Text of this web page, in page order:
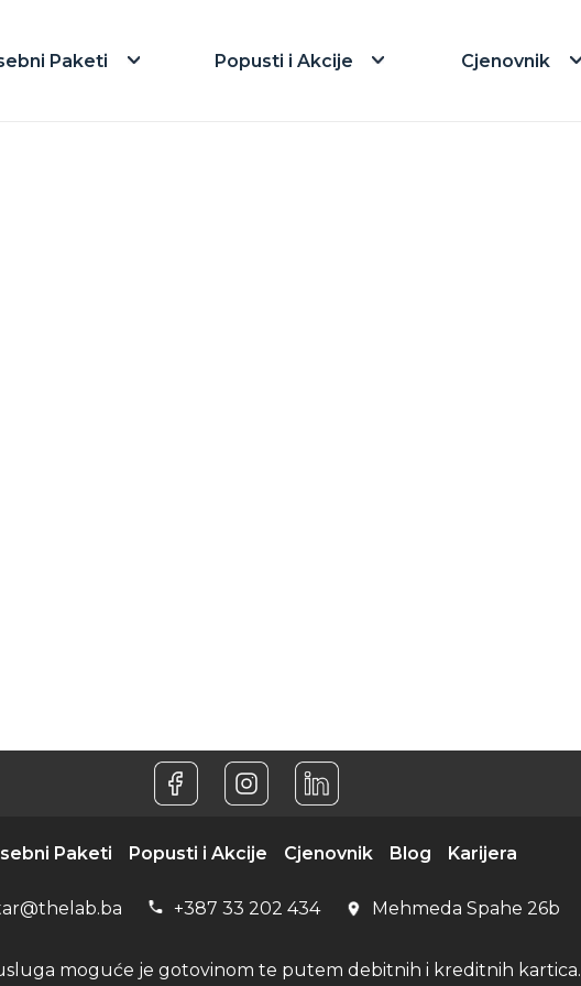
Paketi Popusti i Akcije Cjenovnik
Paketi Popusti i Akcije Cjenovnik Blog Karijera
+387 33 202 434 Mehmeda Spahe 26b
moguće je gotovinom te putem debitnih i kreditnih kartica.